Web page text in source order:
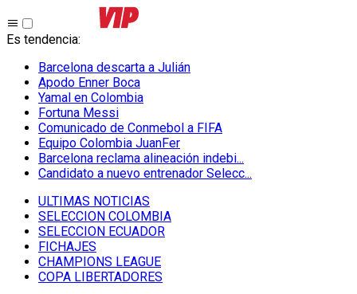
Es tendencia:
Barcelona descarta a Julián
Apodo Enner Boca
Yamal en Colombia
Fortuna Messi
Comunicado de Conmebol a FIFA
Equipo Colombia JuanFer
Barcelona reclama alineación indebi...
Candidato a nuevo entrenador Selecc...
ULTIMAS NOTICIAS
SELECCION COLOMBIA
SELECCION ECUADOR
FICHAJES
CHAMPIONS LEAGUE
COPA LIBERTADORES